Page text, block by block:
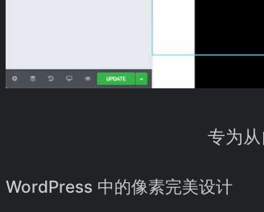
专为
WordPress 中的像素完美设计